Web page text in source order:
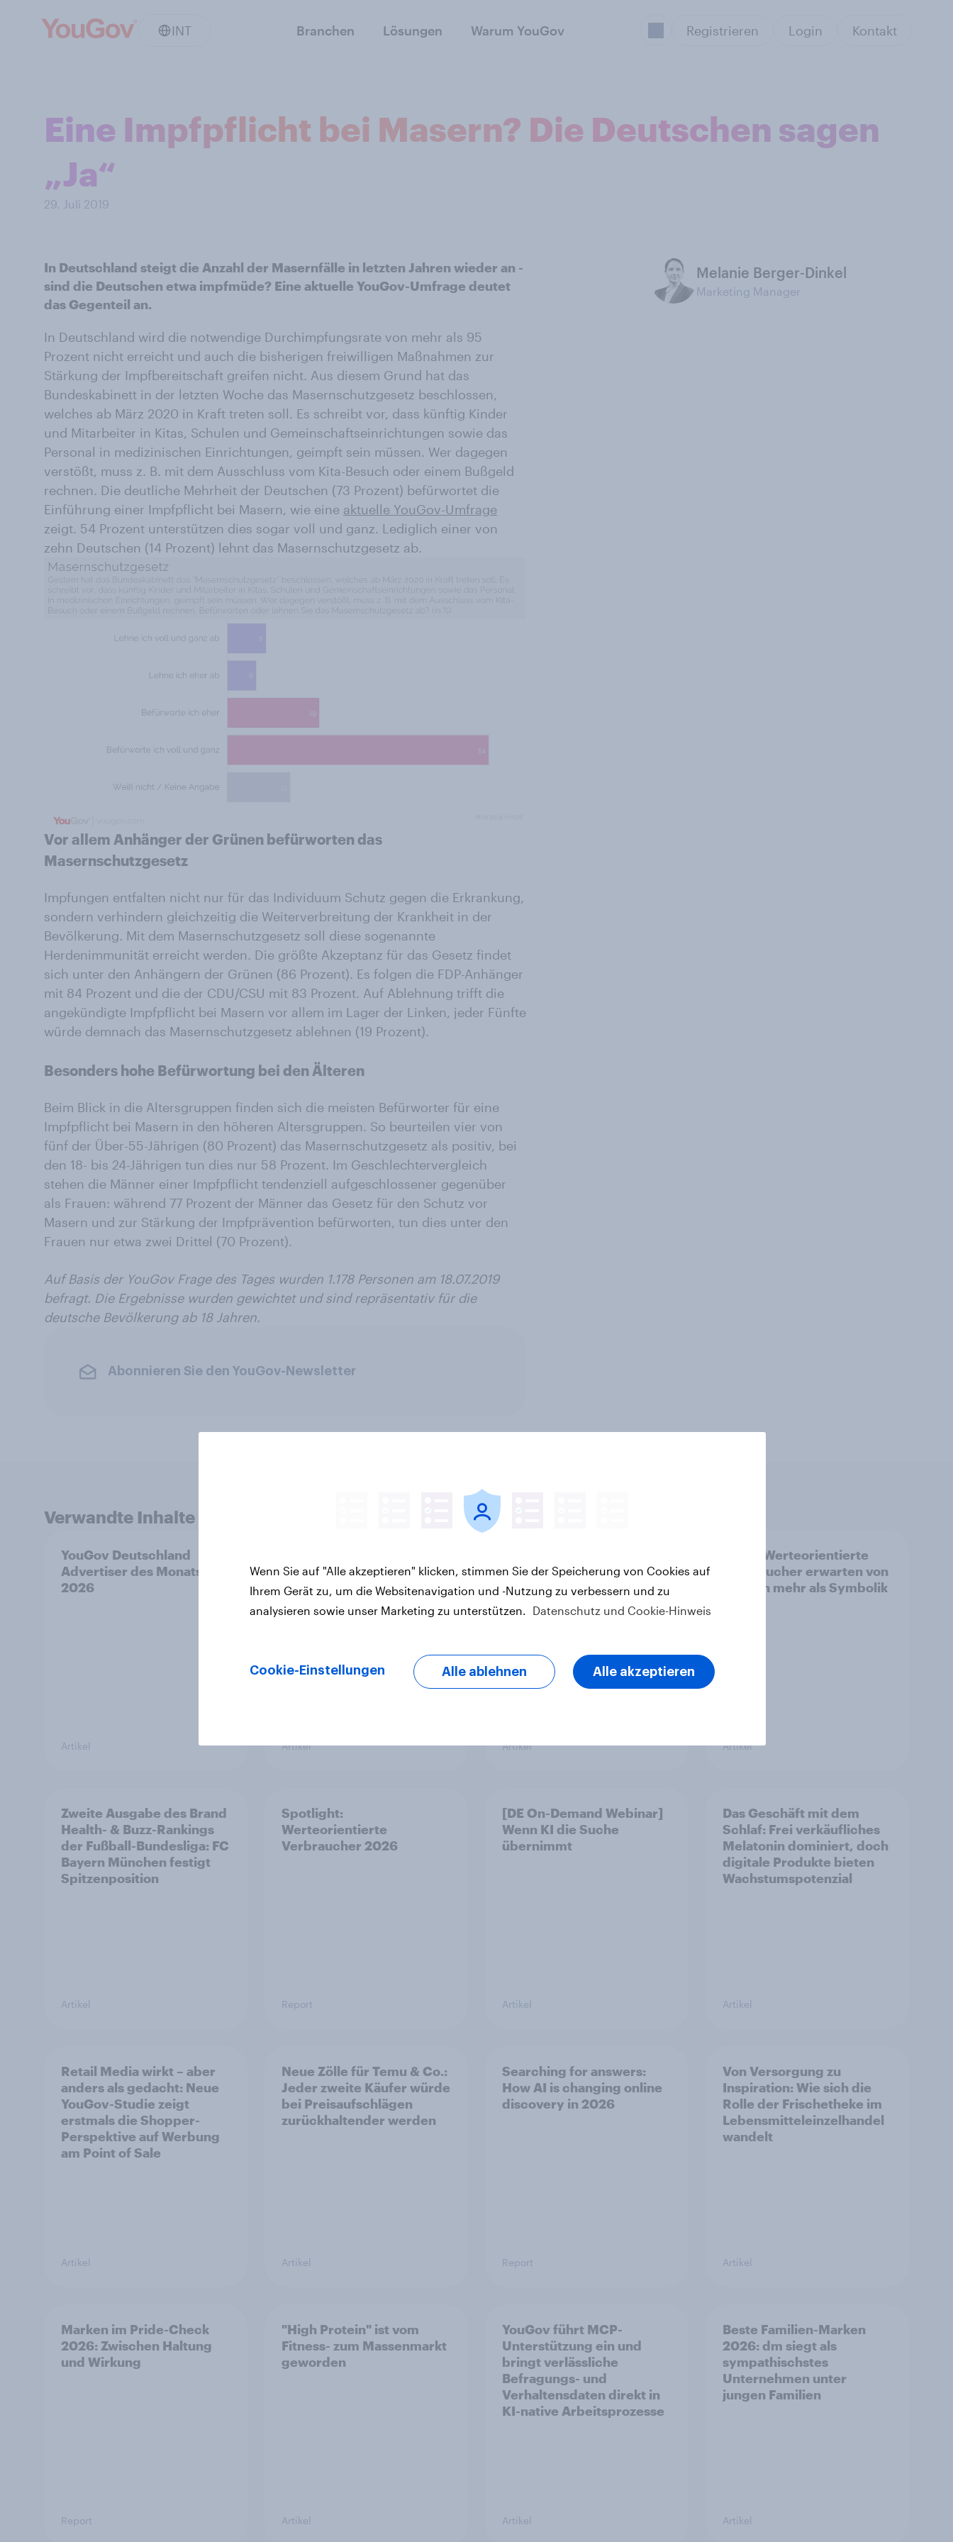
INT Branchen Lösungen Warum YouGov Registrieren Login Kontakt
Eine Impfpflicht bei Masern? Die Deutschen sagen
„Ja“
29. Juli 2019
In Deutschland steigt die Anzahl der Masernfälle in letzten Jahren wieder an -
sind die Deutschen etwa impfmüde? Eine aktuelle YouGov-Umfrage deutet
das Gegenteil an.
In Deutschland wird die notwendige Durchimpfungsrate von mehr als 95
Prozent nicht erreicht und auch die bisherigen freiwilligen Maßnahmen zur
Stärkung der Impfbereitschaft greifen nicht. Aus diesem Grund hat das
Bundeskabinett in der letzten Woche das Masernschutzgesetz beschlossen,
welches ab März 2020 in Kraft treten soll. Es schreibt vor, dass künftig Kinder
und Mitarbeiter in Kitas, Schulen und Gemeinschaftseinrichtungen sowie das
Personal in medizinischen Einrichtungen, geimpft sein müssen. Wer dagegen
verstößt, muss z. B. mit dem Ausschluss vom Kita-Besuch oder einem Bußgeld
rechnen. Die deutliche Mehrheit der Deutschen (73 Prozent) befürwortet die
Einführung einer Impfpflicht bei Masern, wie eine aktuelle YouGov-Umfrage
zeigt. 54 Prozent unterstützen dies sogar voll und ganz. Lediglich einer von
zehn Deutschen (14 Prozent) lehnt das Masernschutzgesetz ab.
Vor allem Anhänger der Grünen befürworten das
Masernschutzgesetz
Impfungen entfalten nicht nur für das Individuum Schutz gegen die Erkrankung,
sondern verhindern gleichzeitig die Weiterverbreitung der Krankheit in der
Bevölkerung. Mit dem Masernschutzgesetz soll diese sogenannte
Herdenimmunität erreicht werden. Die größte Akzeptanz für das Gesetz findet
sich unter den Anhängern der Grünen (86 Prozent). Es folgen die FDP-Anhänger
mit 84 Prozent und die der CDU/CSU mit 83 Prozent. Auf Ablehnung trifft die
angekündigte Impfpflicht bei Masern vor allem im Lager der Linken, jeder Fünfte
würde demnach das Masernschutzgesetz ablehnen (19 Prozent).
Besonders hohe Befürwortung bei den Älteren
Beim Blick in die Altersgruppen finden sich die meisten Befürworter für eine
Impfpflicht bei Masern in den höheren Altersgruppen. So beurteilen vier von
fünf der Über-55-Jährigen (80 Prozent) das Masernschutzgesetz als positiv, bei
den 18- bis 24-Jährigen tun dies nur 58 Prozent. Im Geschlechtervergleich
stehen die Männer einer Impfpflicht tendenziell aufgeschlossener gegenüber
als Frauen: während 77 Prozent der Männer das Gesetz für den Schutz vor
Masern und zur Stärkung der Impfprävention befürworten, tun dies unter den
Frauen nur etwa zwei Drittel (70 Prozent).
Auf Basis der YouGov Frage des Tages wurden 1.178 Personen am 18.07.2019
befragt. Die Ergebnisse wurden gewichtet und sind repräsentativ für die
deutsche Bevölkerung ab 18 Jahren.
Abonnieren Sie den YouGov-Newsletter
Melanie Berger-Dinkel
Marketing Manager
Verwandte Inhalte
YouGov Deutschland
Advertiser des Monats
2026
Artikel
Hunde- und
Katzenbesitzer hat keine
Tierversicherung
Artikel
Wie gut kennen sich
Verbraucher mit dem
Anlageprodukt aus?
Artikel
Pride: Werteorientierte
Verbraucher erwarten von
Marken mehr als Symbolik
Artikel
Zweite Ausgabe des Brand
Health- & Buzz-Rankings
der Fußball-Bundesliga: FC
Bayern München festigt
Spitzenposition
Artikel
Spotlight:
Werteorientierte
Verbraucher 2026
Report
[DE On-Demand Webinar]
Wenn KI die Suche
übernimmt
Artikel
Das Geschäft mit dem
Schlaf: Frei verkäufliches
Melatonin dominiert, doch
digitale Produkte bieten
Wachstumspotenzial
Artikel
Retail Media wirkt – aber
anders als gedacht: Neue
YouGov-Studie zeigt
erstmals die Shopper-
Perspektive auf Werbung
am Point of Sale
Artikel
Neue Zölle für Temu & Co.:
Jeder zweite Käufer würde
bei Preisaufschlägen
zurückhaltender werden
Artikel
Searching for answers:
How AI is changing online
discovery in 2026
Report
Von Versorgung zu
Inspiration: Wie sich die
Rolle der Frischetheke im
Lebensmitteleinzelhandel
wandelt
Artikel
Marken im Pride-Check
2026: Zwischen Haltung
und Wirkung
Report
"High Protein" ist vom
Fitness- zum Massenmarkt
geworden
Artikel
YouGov führt MCP-
Unterstützung ein und
bringt verlässliche
Befragungs- und
Verhaltensdaten direkt in
KI-native Arbeitsprozesse
Artikel
Beste Familien-Marken
2026: dm siegt als
sympathischstes
Unternehmen unter
jungen Familien
Artikel
Wenn Sie auf "Alle akzeptieren" klicken, stimmen Sie der Speicherung von Cookies auf
Ihrem Gerät zu, um die Websitenavigation und -Nutzung zu verbessern und zu
analysieren sowie unser Marketing zu unterstützen. Datenschutz und Cookie-Hinweis
Cookie-Einstellungen Alle ablehnen Alle akzeptieren